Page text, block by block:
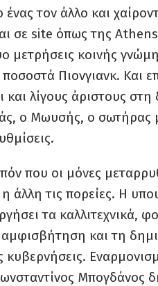
τον άλλο και
σε site όπως της
μετρήσεις κοινής
Πιονγιανκ. Και
και λίγους άριστους
ο Μωυσής, ο σωτήρας
που οι μόνες
η άλλη τις πορείες. Η
τα καλλιτεχνικά,
και τη
κυβερνήσεις.
Μπογδάνος